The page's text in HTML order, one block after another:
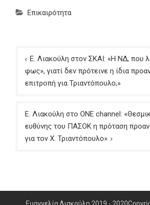
Επικαιρότητα
Πλοήγηση
άρθρων
Ε. Λιακούλη στον ΣΚΑΙ: «Η ΝΔ, που
φως», γιατί δεν πρότεινε η ίδια
επιτροπή για Τριαντόπουλο;»
Ε. Λιακούλη στο ONE channel:
ευθύνης του ΠΑΣΟΚ η πρόταση
για τον Χ. Τριαντόπουλο»